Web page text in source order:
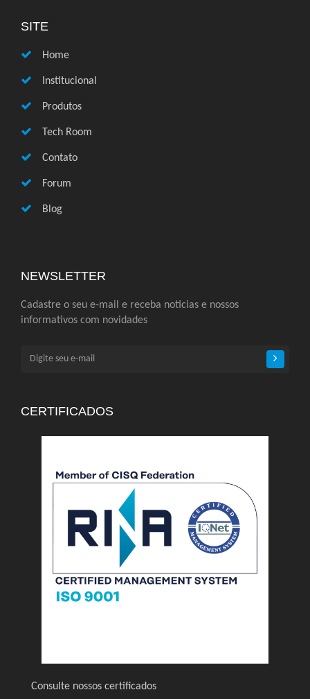
SITE
Home
Institucional
Produtos
Tech Room
Contato
Forum
Blog
NEWSLETTER
Cadastre o seu e-mail e receba noticias e nossos
informativos com novidades
CERTIFICADOS
Consulte nossos certificados